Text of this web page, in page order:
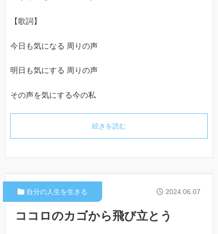
【歌詞】
今日も気になる 周りの声
明日も気にする 周りの声
その声を気にする今の私
続きを読む
2024.06.07
自分の人生を生きる
ココロのカゴから飛び立とう